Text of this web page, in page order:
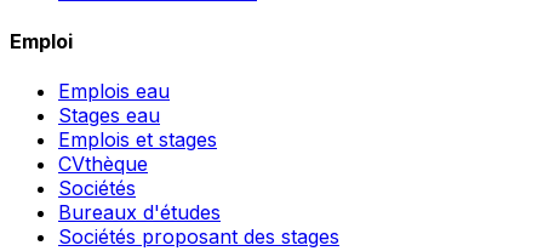
Emploi
Emplois eau
Stages eau
Emplois et stages
CVthèque
Sociétés
Bureaux d'études
Sociétés proposant des stages